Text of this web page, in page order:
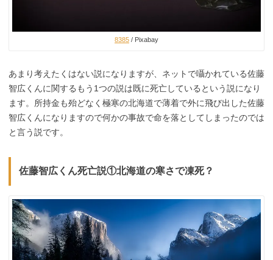
8385 / Pixabay
あまり考えたくはない説になりますが、ネットで囁かれている佐藤
智広くんに関するもう1つの説は既に死亡しているという説になり
ます。所持金も殆どなく極寒の北海道で薄着で外に飛び出した佐藤
智広くんになりますので何かの事故で命を落としてしまったのでは
と言う説です。
佐藤智広くん死亡説①北海道の寒さで凍死？